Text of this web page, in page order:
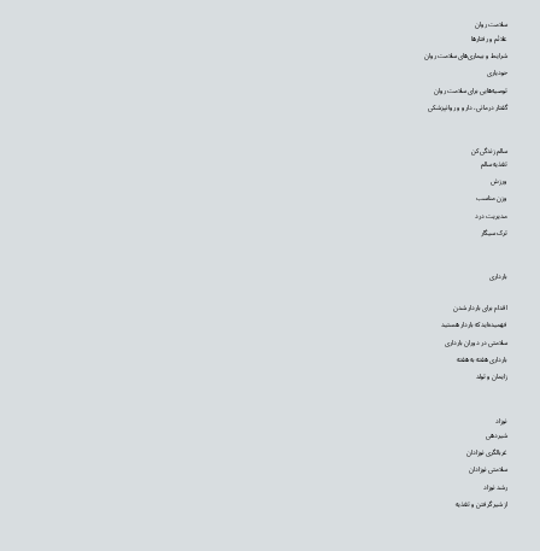
نوزاد
شیردهی
غربالگری نوزادان
سلامتی نوزادان
رشد نوزاد
از شیر گرفتن و تغذیه
بارداری
اقدام برای باردار شدن
فهمیده‌اید که باردار هستید
سلامتی در دوران بارداری
بارداری هفته به هفته
زایمان و تولد
سالم زندگی کن
تغذیه سالم
ورزش
وزن مناسب
مدیریت درد
ترک سیگار
سلامت روان
علائم و رفتارها
شرایط و بیماری‌های سلامت روان
خودیاری
توصیه‌‌هایی برای سلامت روان
گفتار درمانی، دارو و روانپزشکی